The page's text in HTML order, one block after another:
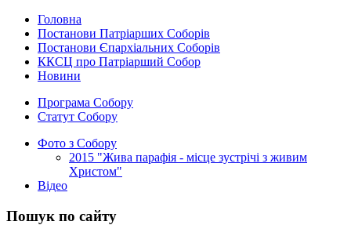
Головна
Постанови Патріарших Соборів
Постанови Єпархіальних Соборів
ККСЦ про Патріарший Собор
Новини
Програма Собору
Статут Собору
Фото з Собору
2015 "Жива парафія - місце зустрічі з живим
Христом"
Відео
Пошук по сайту